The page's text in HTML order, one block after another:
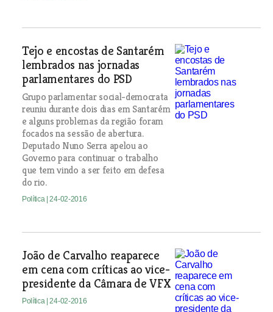
Tejo e encostas de Santarém
lembrados nas jornadas
parlamentares do PSD
Grupo parlamentar social-democrata
reuniu durante dois dias em Santarém
e alguns problemas da região foram
focados na sessão de abertura.
Deputado Nuno Serra apelou ao
Governo para continuar o trabalho
que tem vindo a ser feito em defesa
do rio.
Política | 24-02-2016
João de Carvalho reaparece
em cena com críticas ao vice-
presidente da Câmara de VFX
Política | 24-02-2016